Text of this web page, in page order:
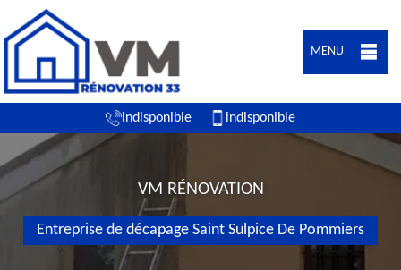
MENU
indisponible indisponible
VM RÉNOVATION
Entreprise de décapage Saint Sulpice De Pommiers